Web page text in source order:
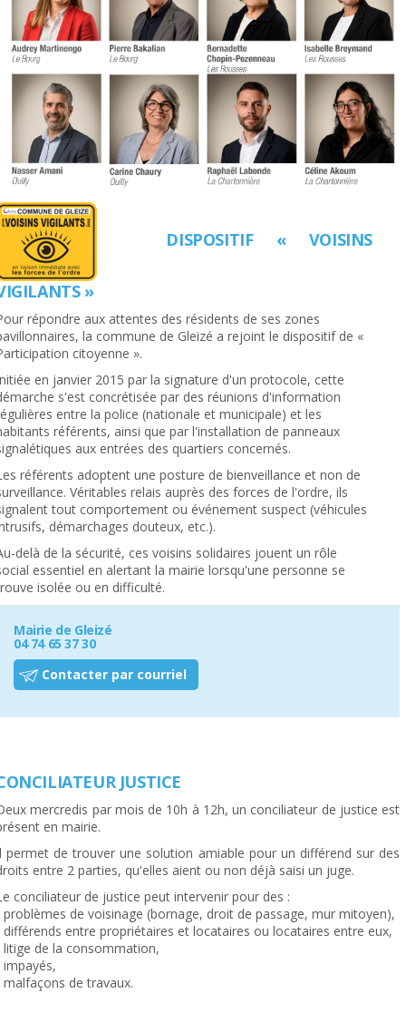
DISPOSITIF « VOISINS
»
répondre aux attentes des résidents de ses zones
la commune de Gleizé a rejoint le dispositif de «
citoyenne ».
en janvier 2015 par la signature d'un protocole, cette
s'est concrétisée par des réunions d'information
entre la police (nationale et municipale) et les
référents, ainsi que par l'installation de panneaux
aux entrées des quartiers concernés.
référents adoptent une posture de bienveillance et non de
Véritables relais auprès des forces de l'ordre, ils
tout comportement ou événement suspect (véhicules
démarchages douteux, etc.).
delà de la sécurité, ces voisins solidaires jouent un rôle
essentiel en alertant la mairie lorsqu'une personne se
isolée ou en difficulté.
Mairie de Gleizé
04 74 65 37 30
Contacter par courriel
JUSTICE
mercredis par mois de 10h à 12h, un conciliateur de justice est
en mairie.
permet de trouver une solution amiable pour un différend sur des
entre 2 parties, qu'elles aient ou non déjà saisi un juge.
conciliateur de justice peut intervenir pour des :
problèmes de voisinage (bornage, droit de passage, mur mitoyen),
différends entre propriétaires et locataires ou locataires entre eux,
litige de la consommation,
impayés,
malfaçons de travaux.